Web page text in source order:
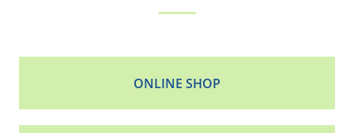
ONLINE SHOP